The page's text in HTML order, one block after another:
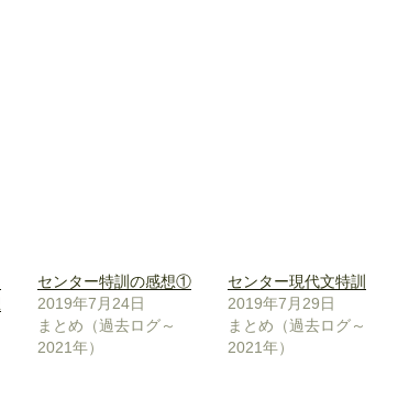
センター特訓の感想①
2019年7月24日
まとめ（過去ログ～
2021年）
センター現代文特訓
2019年7月29日
まとめ（過去ログ～
2021年）